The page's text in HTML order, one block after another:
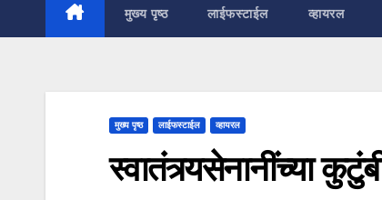
मुख्य पृष्ठ लाईफस्टाईल व्हायरल
मुख्य पृष्ठ लाईफस्टाईल व्हायरल
स्वातंत्र्यसेनानींच्या